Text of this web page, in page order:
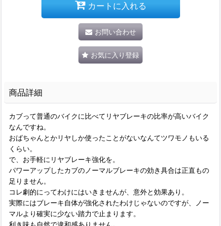
カートに入れる
お問い合わせ
お気に入り登録
商品詳細
カブって普通のバイクに比べてリヤブレーキの比率が高いバイク
なんですね。
おばちゃんとかリヤしか使ったことがないなんてツワモノもいる
くらい。
で、お手軽にリヤブレーキ強化を。
パワーアップしたカブのノーマルブレーキの効き具合は正直もの
足りません。
コレ劇的にってわけにはいきませんが、意外と効果あり。
実際にはブレーキ自体が強化されたわけじゃないのですが、ノー
マルより確実に少ない踏力で止まります。
利き味も自然で違和感ありません。